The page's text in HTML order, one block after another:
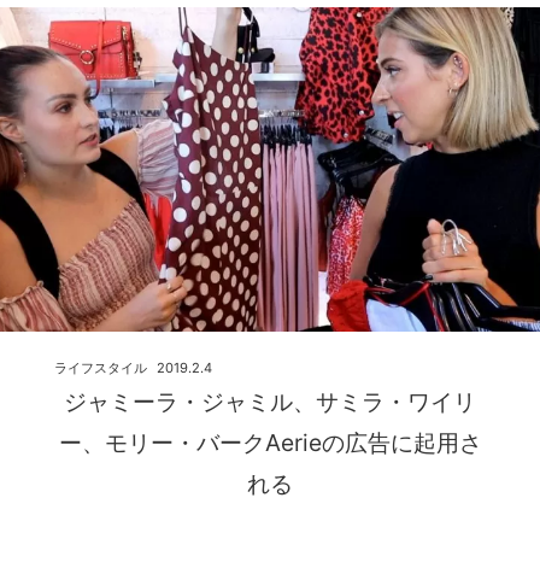
ジャミーラ・ジャミル、サミラ・ワイリ
ー、モリー・バークAerieの広告に起用さ
れる
2019.2.4
ライフスタイル